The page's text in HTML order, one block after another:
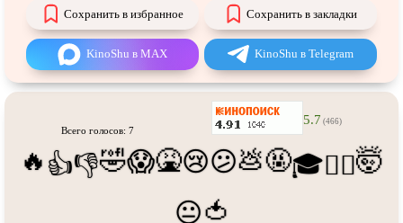
Про футбол Про хакеров
Про хоккей ифигурное
катание
Про шпионов
Про Юристов иАдвокатов Псевдодокументальный
Роуд-муви
Сверхспособности Ситком
Слэшер Стимпанк
обнажённой натурой
Сохранить в избранное Сохранить в закладки
KinoShu в MAX KinoShu в Telegram
Всего голосов: 7
5.7 (466)
🔥 👍👎🤣😱🤮😢😕💩🤬🎓😵‍💫🤯
😐🍅